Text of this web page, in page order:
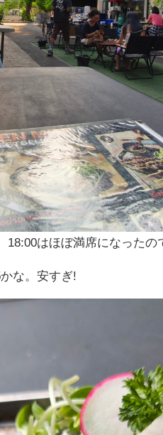
はほぼ満席になったの
な。安すぎ!